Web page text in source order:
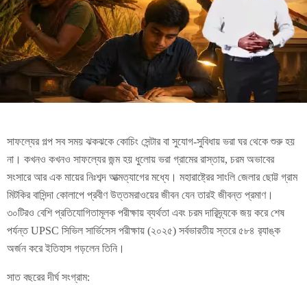
সাফল্যের গল্প সব সময় ঝকঝকে কোচিং সেন্টার বা সুযোগ-সুবিধায় ভরা ঘর থেকে শুরু হয়
না। কখনও কখনও সাফল্যের জন্ম হয় ধুলোয় ভরা গ্রামের রাস্তায়, চরম অভাবের
সংসারে আর এক মায়ের নিঃশব্দ আত্মত্যাগের মধ্যে। মহারাষ্ট্রের সাংলি জেলার ছোট্ট গ্রাম
মিটকির বাসিন্দা কোলাপে প্রবীণ উত্তমরাওয়ের জীবন যেন তারই জীবন্ত প্রমাণ।
৩০টিরও বেশি প্রতিযোগিতামূলক পরীক্ষায় ব্যর্থতা এবং চরম দারিদ্র্যকে জয় করে শেষ
পর্যন্ত UPSC সিভিল সার্ভিসেস পরীক্ষায় (২০২৫) সর্বভারতীয় স্তরে ৫৮৪ র‌্যাঙ্ক
অর্জন করে ইতিহাস গড়লেন তিনি।
সাত বছরের দীর্ঘ সংগ্রাম: